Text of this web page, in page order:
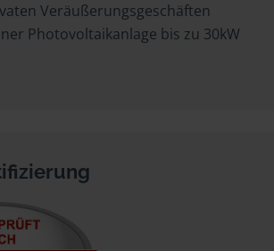
Veräußerungsgeschäften
Photovoltaikanlage bis zu 30kW